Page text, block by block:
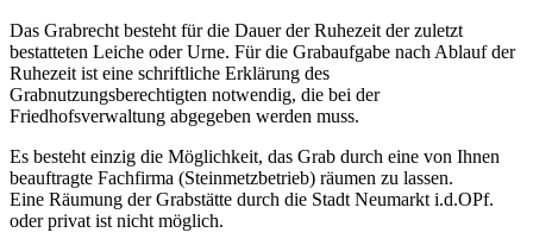
Das Grabrecht besteht für die Dauer der Ruhezeit der zuletzt
bestatteten Leiche oder Urne. Für die Grabaufgabe nach Ablauf der
Ruhezeit ist eine schriftliche Erklärung des
Grabnutzungsberechtigten notwendig, die bei der
Friedhofsverwaltung abgegeben werden muss.
Es besteht einzig die Möglichkeit, das Grab durch eine von Ihnen
beauftragte Fachfirma (Steinmetzbetrieb) räumen zu lassen.
Eine Räumung der Grabstätte durch die Stadt Neumarkt i.d.OPf.
oder privat ist nicht möglich.